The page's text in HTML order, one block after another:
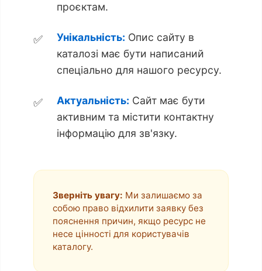
проєктам.
Унікальність: Опис сайту в
каталозі має бути написаний
спеціально для нашого ресурсу.
Актуальність: Сайт має бути
активним та містити контактну
інформацію для зв'язку.
Зверніть увагу: Ми залишаємо за
собою право відхилити заявку без
пояснення причин, якщо ресурс не
несе цінності для користувачів
каталогу.